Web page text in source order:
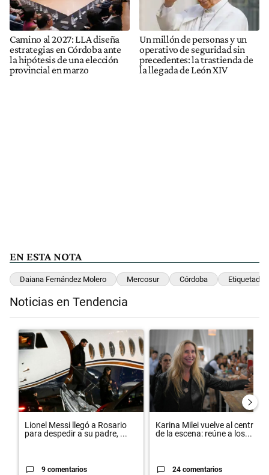
Camino al 2027: LLA diseña
estrategias en Córdoba ante
la hipótesis de una elección
provincial en marzo
Un millón de personas y un
operativo de seguridad sin
precedentes: la trastienda de
la llegada de León XIV
EN ESTA NOTA
Daiana Fernández Molero Mercosur Córdoba Etiquetado
Noticias en Tendencia
Un artículo de tendencia con el título "Lionel Messi llegó a Rosario
Lionel Messi llegó a Rosario
para despedir a su padre, ...
9 comentarios
Un artículo de tendencia con el
Karina Milei vuelve al centro
de la escena: reúne a los...
24 comentarios